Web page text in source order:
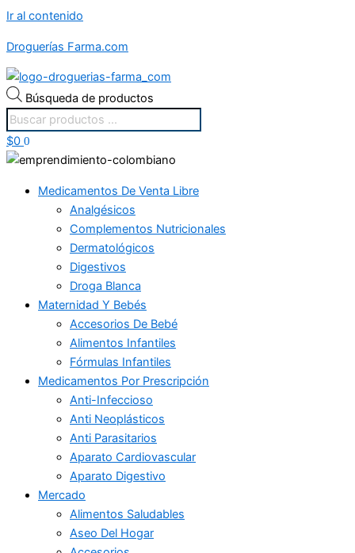
Ir al contenido
Droguerías Farma.com
Búsqueda de productos
$0 0
Medicamentos De Venta Libre
Analgésicos
Complementos Nutricionales
Dermatológicos
Digestivos
Droga Blanca
Maternidad Y Bebés
Accesorios De Bebé
Alimentos Infantiles
Fórmulas Infantiles
Medicamentos Por Prescripción
Anti-Infeccioso
Anti Neoplásticos
Anti Parasitarios
Aparato Cardiovascular
Aparato Digestivo
Mercado
Alimentos Saludables
Aseo Del Hogar